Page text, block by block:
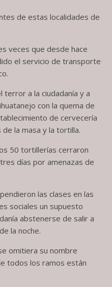
de estas localidades de
veces que desde hace
el servicio de transporte
terror a la ciudadanía y a
con la quema de
de cervecería
la masa y la tortilla.
50 tortillerías cerraron
días por amenazas de
las clases en las
sociales un supuesto
abstenerse de salir a
la noche.
omitiera su nombre
todos los ramos están